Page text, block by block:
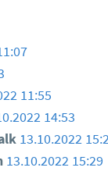
11:55
14:53
13.10.2022
13.10.2022 15:29